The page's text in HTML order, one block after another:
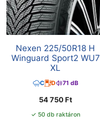
Nexen 225/50R18 H
Winguard Sport2 WU7
XL
C D 71 dB
54 750 Ft
✓ 50 db raktáron